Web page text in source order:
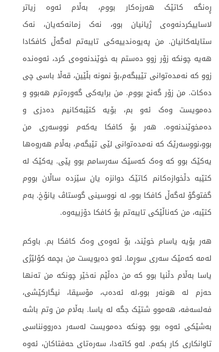
ڕەنگە کاتێک هەرزەکار بووم، بەڵام ئەوە زیاتر
لاساییکردنەوەی ژیانیان بوو، نەک زمانەکەیان، نەک
ستایلەکانیان. من پەیوەندییەکی تایبەتم لەگەڵ کافکادا
هەیە چونکە زۆر زوو دەستم بە خوێندنەوەی کرد، ئەوەندە
زوو کە نەمدەتوانی تێیبگەم،بۆ نمونە بڵێین، قەڵا باسی چی
دەکات. من زۆر گەنج بووم. من برایەکی گەورەترم هەبوو و
دەمویست وەک ئەو بم، بۆیە کتێبەکانیم دەدزی و
دەمخوێندنەوە. هەر بۆ کافکا یەکەم نووسەری من
بوو،نووسەرێک کە نەمدەتوانی لێی تێبگەم، بەڵام هەروەها
یەکێک بوو کە وەک کەسێک سەرسامم بوو پێی. یەکێک لە
کتێبە دڵخوازەکانم کاتێک دوانزە یان سێزدە ساڵان بووم
گفتوگۆ لەگەڵ کافکا بوو، لە نووسینی گوستاڤ یانۆخ. بەم
کتێبە، من کەناڵێکی تایبەتم بۆ کافکا دۆزییەوە.
هەر بۆیە یاسام خوێند، بۆ ئەوەی وەک کافکا بم. باوکم
لەمە کەمێک سەری سوڕما. ئەو دەیویست من بچمە کۆلێژی
یاسا بەڵام دڵنیا بوو کە من دەڵێم نەخێر چونکە من تەنها
حەزم لە هونەر بوو،لە ئەدەب، مۆسیقا، نیگارکێشی،
فەلسەفە، هەموو شتێک جگە لە یاسا. بەڵام من وتم باشە
بەشێکی ئەوە بوو چونکە دەمویست لەسەر دەروونناسی
تاوانکاری کار بکەم. لەو کاتەدا، سەرەتای حەفتاکان، ئەوە